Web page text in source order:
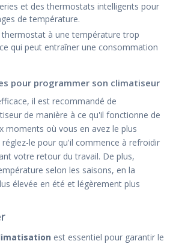
et des thermostats intelligents pour
de température.
thermostat à une température trop
qui peut entraîner une consommation
pour programmer son climatiseur
il est recommandé de
de manière à ce qu'il fonctionne de
moments où vous en avez le plus
le pour qu'il commence à refroidir
votre retour du travail. De plus,
selon les saisons, en la
élevée en été et légèrement plus
est essentiel pour garantir le